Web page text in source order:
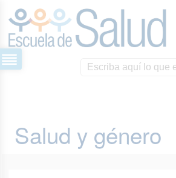
Salud y género